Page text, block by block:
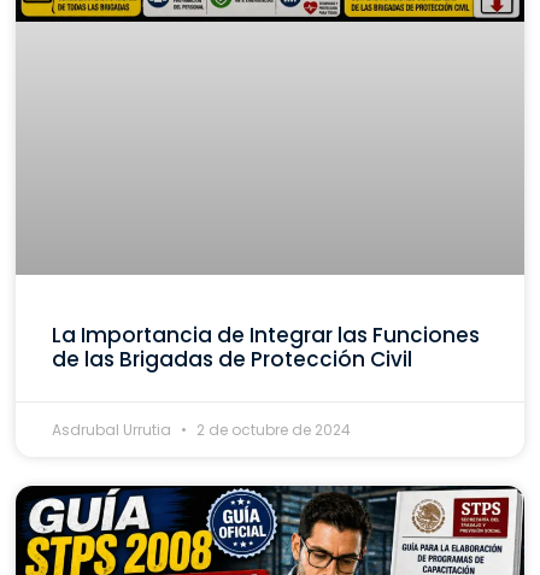
La Importancia de Integrar las Funciones
de las Brigadas de Protección Civil
Asdrubal Urrutia 2 de octubre de 2024